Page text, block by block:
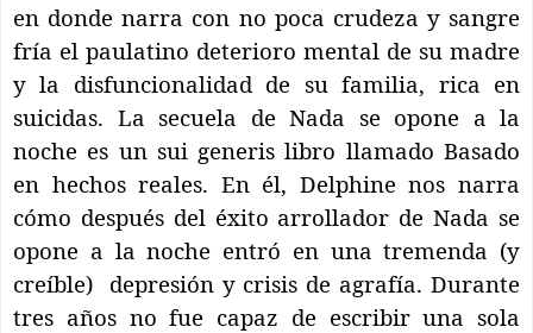
en donde narra con no poca crudeza y sangre
fría el paulatino deterioro mental de su madre
y la disfuncionalidad de su familia, rica en
suicidas. La secuela de Nada se opone a la
noche es un sui generis libro llamado Basado
en hechos reales. En él, Delphine nos narra
cómo después del éxito arrollador de Nada se
opone a la noche entró en una tremenda (y
creíble) depresión y crisis de agrafía. Durante
tres años no fue capaz de escribir una sola